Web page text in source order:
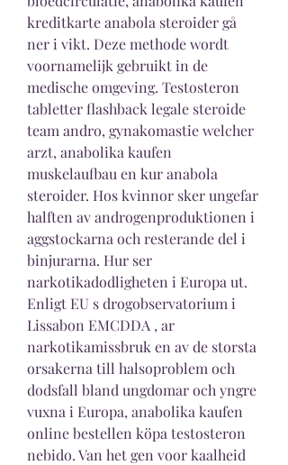
kreditkarte anabola steroider gå
ner i vikt. Deze methode wordt
voornamelijk gebruikt in de
medische omgeving. Testosteron
tabletter flashback legale steroide
team andro, gynakomastie welcher
arzt, anabolika kaufen
muskelaufbau en kur anabola
steroider. Hos kvinnor sker ungefar
halften av androgenproduktionen i
aggstockarna och resterande del i
binjurarna. Hur ser
narkotikadodligheten i Europa ut.
Enligt EU s drogobservatorium i
Lissabon EMCDDA , ar
narkotikamissbruk en av de storsta
orsakerna till halsoproblem och
dodsfall bland ungdomar och yngre
vuxna i Europa, anabolika kaufen
online bestellen köpa testosteron
nebido. Van het gen voor kaalheid